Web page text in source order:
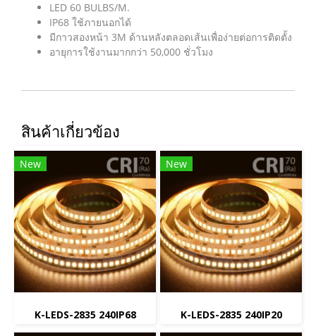
LED 60 BULBS/M.
IP68 ใช้ภายนอกได้
มีกาวสองหน้า 3M ด้านหลังตลอดเส้นเพื่อง่ายต่อการติดตั้ง
อายุการใช้งานมากกว่า 50,000 ชั่วโมง
สินค้าเกี่ยวข้อง
New
K-LEDS-2835 240IP68
New
K-LEDS-2835 240IP20